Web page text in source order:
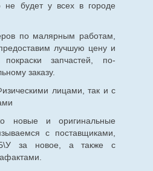
не будет у всех в городе
по малярным работам,
лучшую цену и
покраски запчастей, по-
заказу.
лицами, так и с
новые и оригинальные
с поставщиками,
за новое, а также с